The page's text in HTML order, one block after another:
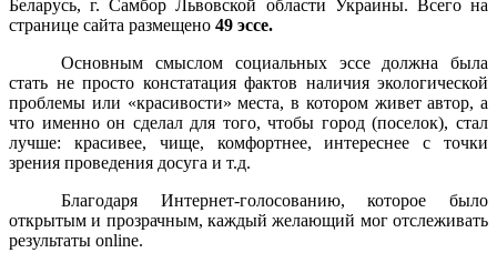
Беларусь, г. Самбор Львовской области Украины. Всего на
странице сайта размещено 49 эссе.
Основным смыслом социальных эссе должна была
стать не просто констатация фактов наличия экологической
проблемы или «красивости» места, в котором живет автор, а
что именно он сделал для того, чтобы город (поселок), стал
лучше: красивее, чище, комфортнее, интереснее с точки
зрения проведения досуга и т.д.
Благодаря Интернет-голосованию, которое было
открытым и прозрачным, каждый желающий мог отслеживать
результаты online.